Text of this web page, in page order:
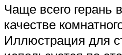
Чаще всего
качестве
Иллюстрация для